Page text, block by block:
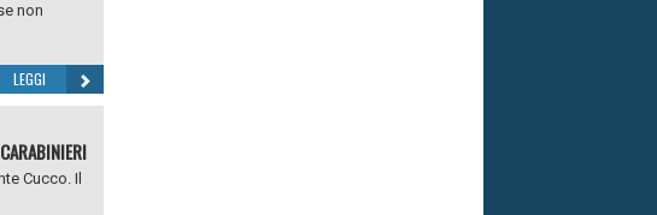
non
LEGGI
Cucco. Il